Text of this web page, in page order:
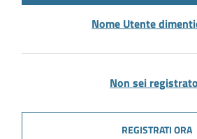
Nome Utente
Non sei
REGISTRATI ORA